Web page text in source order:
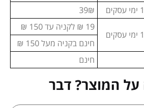
39₪
19 ₪ לקניה עד 150 ₪
חינם בקניה מעל 150 ₪
חינם
המוצר? דבר